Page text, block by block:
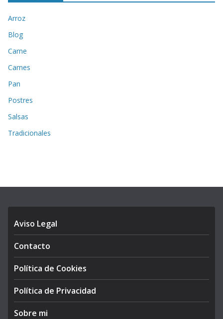
Arroz
Blog
Carne
Carnes
Pan
Postres
Salsas
Tradicionales
Aviso Legal
Contacto
Política de Cookies
Política de Privacidad
Sobre mi